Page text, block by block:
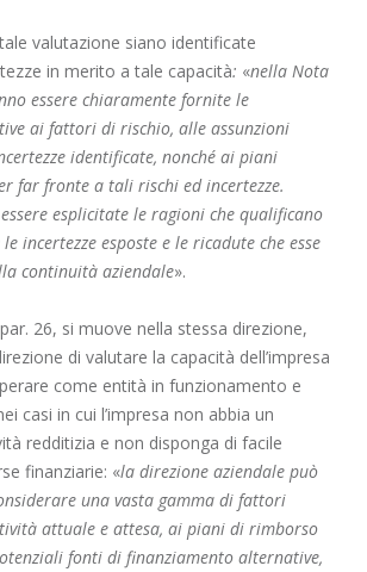
valutazione siano identificate
in merito a tale capacità: «nella Nota
essere chiaramente fornite le
ai fattori di rischio, alle assunzioni
identificate, nonché ai piani
far fronte a tali rischi ed incertezze.
esplicitate le ragioni che qualificano
incertezze esposte e le ricadute che esse
continuità aziendale».
26, si muove nella stessa direzione,
di valutare la capacità dell’impresa
come entità in funzionamento e
casi in cui l’impresa non abbia un
redditizia e non disponga di facile
finanziarie: «la direzione aziendale può
una vasta gamma di fattori
attuale e attesa, ai piani di rimborso
fonti di finanziamento alternative,